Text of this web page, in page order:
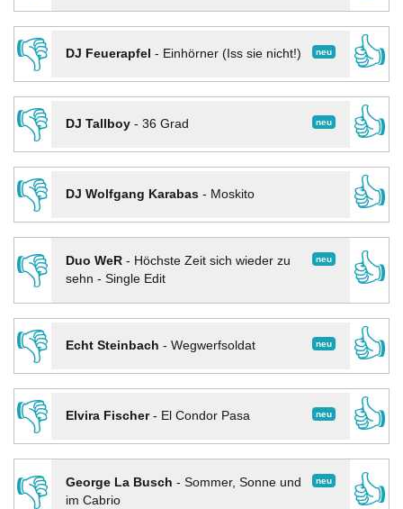
👎
neu
DJ Feuerapfel - Einhörner (Iss sie nicht!)
👍
👎
neu
DJ Tallboy- 36 Grad
👍
👎
DJ Wolfgang Karabas- Moskito
👍
👎
neu
Duo WeR- Höchste Zeit sich wieder zu
sehn - Single Edit
👍
👎
neu
Echt Steinbach - Wegwerfsoldat
👍
👎
neu
Elvira Fischer- El Condor Pasa
👍
👎
neu
George La Busch - Sommer, Sonne und
im Cabrio
👍